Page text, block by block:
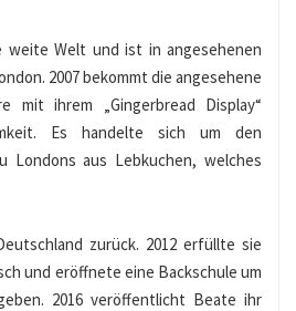
weite Welt und ist in angesehenen
2007 bekommt die angesehene
mit ihrem „Gingerbread Display“
Es handelte sich um den
Londons aus Lebkuchen, welches
zurück. 2012 erfüllte sie
und eröffnete eine Backschule um
2016 veröffentlicht Beate ihr